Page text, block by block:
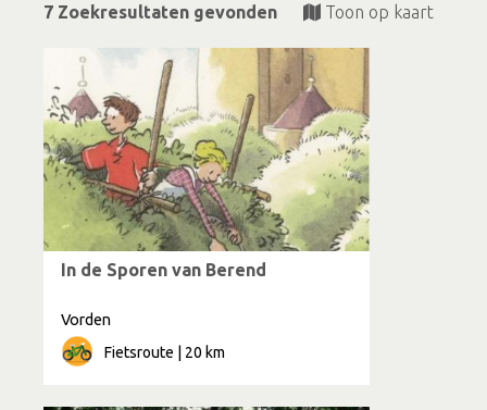
7 Zoekresultaten gevonden Toon op kaart
In de Sporen van Berend
Vorden
Fietsroute | 20 km